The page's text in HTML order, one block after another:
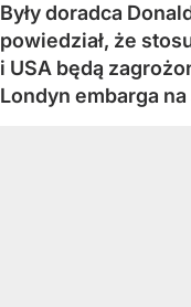
Były doradca
powiedział, że
i USA będą
Londyn embarga